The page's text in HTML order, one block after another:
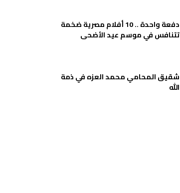
دفعة واحدة .. 10 أفلام مصرية ضخمة
تتنافس في موسم عيد الأضحى
شقيق المحامي محمد العزه في ذمة
الله